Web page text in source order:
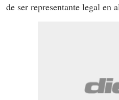
de ser representante legal en